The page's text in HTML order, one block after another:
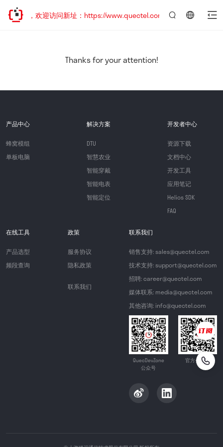
已迁移，欢迎访问新址：https://www.quectel.com.cn
Thanks for your attention!
产品中心
蜂窝模组
单板电脑
解决方案
DTU
智慧农业
智能穿戴
智能电表
智能定位
开发者中心
资源下载
文档中心
开发工具
应用笔记
Helios SDK
FAQ
在线工具
产品选型
频段查询
政策
服务协议
隐私政策
联系我们
联系我们
销售支持: sales@quectel.com
技术支持: support@quectel.com
招聘: career@quectel.com
媒体联系: media@quectel.com
其他咨询: info@quectel.com
QuecDevZone
公众号
官方公众号